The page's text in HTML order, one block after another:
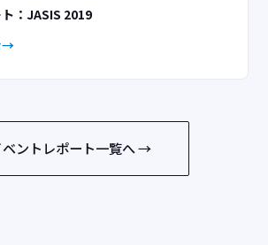
：JASIS 2019
ベントレポート一覧へ →